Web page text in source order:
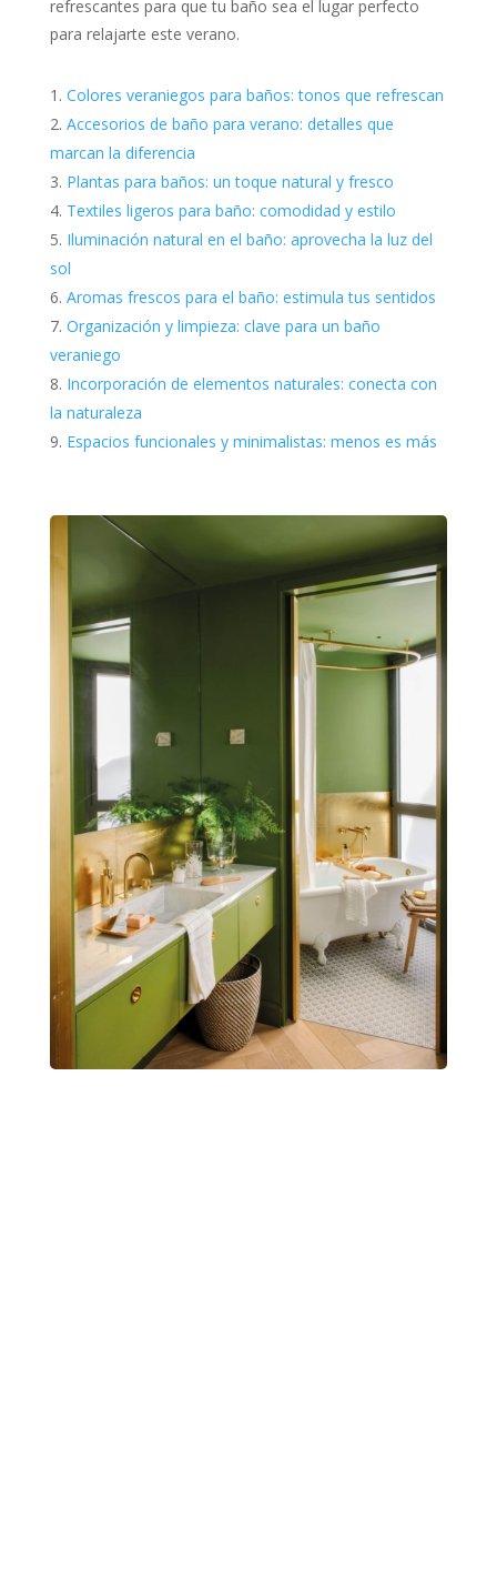
refrescantes para que tu baño sea el lugar perfecto
para relajarte este verano.
Colores veraniegos para baños: tonos que refrescan
Accesorios de baño para verano: detalles que
marcan la diferencia
Plantas para baños: un toque natural y fresco
Textiles ligeros para baño: comodidad y estilo
Iluminación natural en el baño: aprovecha la luz del
sol
Aromas frescos para el baño: estimula tus sentidos
Organización y limpieza: clave para un baño
veraniego
Incorporación de elementos naturales: conecta con
la naturaleza
Espacios funcionales y minimalistas: menos es más